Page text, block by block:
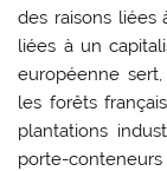
des raisons liées
liées à un
européenne
les forêts
plantations
porte-